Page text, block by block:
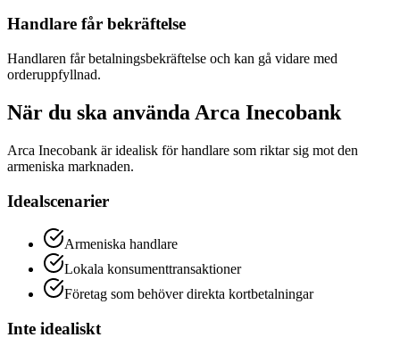
Handlare får bekräftelse
Handlaren får betalningsbekräftelse och kan gå vidare med
orderuppfyllnad.
När du ska använda Arca Inecobank
Arca Inecobank är idealisk för handlare som riktar sig mot den
armeniska marknaden.
Idealscenarier
Armeniska handlare
Lokala konsumenttransaktioner
Företag som behöver direkta kortbetalningar
Inte idealiskt